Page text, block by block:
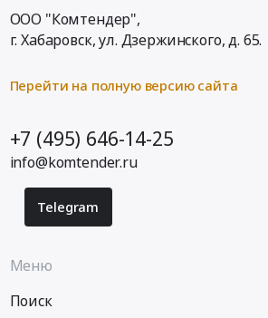
ООО "Комтендер",
г. Хабаровск,ул. Дзержинского, д. 65.
Перейти на полную версию сайта
+7 (495) 646-14-25
info@komtender.ru
Telegram
Меню
Поиск